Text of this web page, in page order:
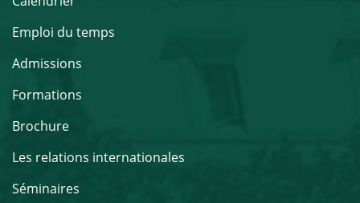
Emploi du temps
Admissions
Formations
Brochure
Les relations internationales
Séminaires